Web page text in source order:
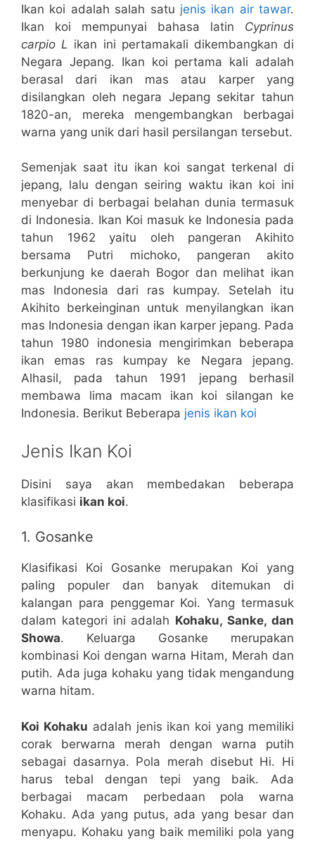
Ikan koi adalah salah satu jenis ikan air tawar.
Ikan koi mempunyai bahasa latin Cyprinus
carpio L ikan ini pertamakali dikembangkan di
Negara Jepang. Ikan koi pertama kali adalah
berasal dari ikan mas atau karper yang
disilangkan oleh negara Jepang sekitar tahun
1820-an, mereka mengembangkan berbagai
warna yang unik dari hasil persilangan tersebut.
Semenjak saat itu ikan koi sangat terkenal di
jepang, lalu dengan seiring waktu ikan koi ini
menyebar di berbagai belahan dunia termasuk
di Indonesia. Ikan Koi masuk ke Indonesia pada
tahun 1962 yaitu oleh pangeran Akihito
bersama Putri michoko, pangeran akito
berkunjung ke daerah Bogor dan melihat ikan
mas Indonesia dari ras kumpay. Setelah itu
Akihito berkeinginan untuk menyilangkan ikan
mas Indonesia dengan ikan karper jepang. Pada
tahun 1980 indonesia mengirimkan beberapa
ikan emas ras kumpay ke Negara jepang.
Alhasil, pada tahun 1991 jepang berhasil
membawa lima macam ikan koi silangan ke
Indonesia. Berikut Beberapa jenis ikan koi
Jenis Ikan Koi
Disini saya akan membedakan beberapa
klasifikasi ikan koi.
1. Gosanke
Klasifikasi Koi Gosanke merupakan Koi yang
paling populer dan banyak ditemukan di
kalangan para penggemar Koi. Yang termasuk
dalam kategori ini adalah Kohaku, Sanke, dan
Showa. Keluarga Gosanke merupakan
kombinasi Koi dengan warna Hitam, Merah dan
putih. Ada juga kohaku yang tidak mengandung
warna hitam.
Koi Kohaku adalah jenis ikan koi yang memiliki
corak berwarna merah dengan warna putih
sebagai dasarnya. Pola merah disebut Hi. Hi
harus tebal dengan tepi yang baik. Ada
berbagai macam perbedaan pola warna
Kohaku. Ada yang putus, ada yang besar dan
menyapu. Kohaku yang baik memiliki pola yang